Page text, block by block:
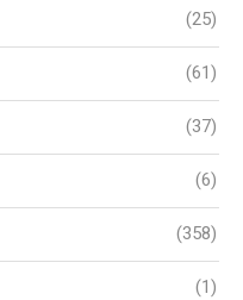
(25)
(61)
(37)
(6)
(358)
(1)